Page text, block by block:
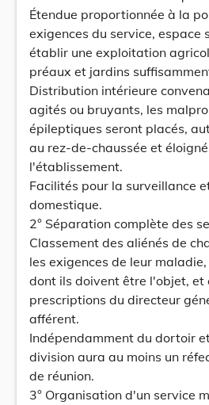
Étendue proportionnée à la
exigences du service, espace
établir une exploitation
préaux et jardins
Distribution intérieure
agités ou bruyants, les
épileptiques seront placés,
au rez-de-chaussée et
l'établissement.
Facilités pour la surveillance
domestique.
2° Séparation complète des
Classement des aliénés de
les exigences de leur
dont ils doivent être l'objet, et
prescriptions du directeur
afférent.
Indépendamment du dortoir
division aura au moins un
de réunion.
3° Organisation d'un service